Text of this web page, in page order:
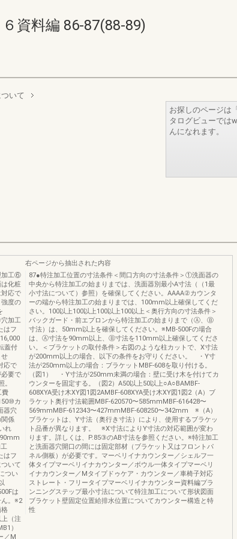
資料編 86-87(88-89)
いて
お探しのページは
タログビューでは
んになれます。
加工⑥
化粧
応で
度の
加工
はフ
蓋付
せ
応で
要で
費
カ
器穴
係
れ
はフ
いて
つい
以
は
ん。※2
格
（注
）
／M
右ページから抽出された内容
87●特注加工位置の寸法条件＜間口方向の寸法条件＞①洗面器の
中央から特注加工の始まりまでは、洗面器別最小A寸法（（1最
小寸法について）参照）を確保してください。AAAA②カウンタ
ーの端から特注加工の始まりまでは、100mm以上確保してくだ
さい。100以上100以上100以上100以上＜奥行方向の寸法条件＞
バックガード・前エプロンから特注加工の始まりまで（Ⓐ、Ⓑ
寸法）は、50mm以上を確保してください。※MB-500Fの場合
は、Ⓐ寸法を90mm以上、Ⓑ寸法を110mm以上確保してくださ
い。＜ブラケットの取付条件＞右図のような柱カットで、X寸法
が200mm以上の場合、以下の条件をお守りください。 ・Y寸
法が250mm以上の場合：ブラケットMBF-608を取り付ける。
（図1） ・Y寸法が250mm未満の場合：壁に受け木を付けてカ
ウンターを固定する。（図2）A50以上50以上○A○BAMBF-
608XYA受け木XY図1図2AMBF-608XYA受け木XY図1図2（A）ブ
ラケット奥行寸法範囲MBF-620570〜585mmMBF-616428〜
569mmMBF-612343〜427mmMBF-608250〜342mm ※（A）
ブラケットは、Y寸法（奥行き寸法）により、使用するブラケッ
ト品番が異なります。 ※X寸法によりY寸法の対応範囲が変わ
ります。詳しくは、P.85③のAB寸法を参照ください。※特注加工
と洗面器穴開口の間には固定部材（ブラケット又はフロントパ
ネル側板）が必要です。マーベリイナカウンター／シェルフ一
体タイプマーベリイナカウンター／ボウル一体タイプマーベリ
イナカウンター／Mタイプドゥケア・カウンター／車椅子対応
ストレート・フリータイプマーベリイナカウンター資料編プラ
ンニングステップ最小寸法について特注加工について形状図面
ブラケット壁固定位置給排水位置についてカウンター構造と特
性